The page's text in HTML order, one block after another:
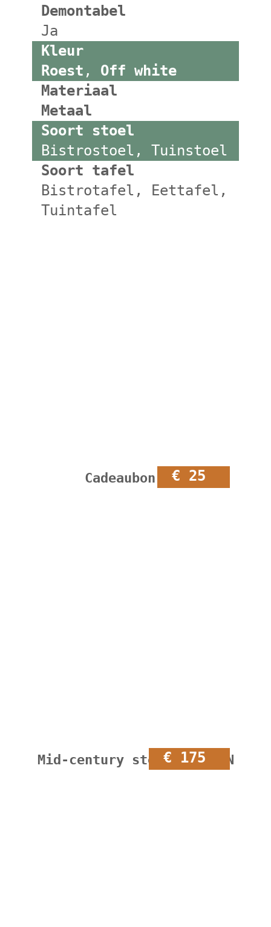
Demontabel
Ja
Kleur
Roest , Off white
Materiaal
Metaal
Soort stoel
Bistrostoel, Tuinstoel
Soort tafel
Bistrotafel, Eettafel,
Tuintafel
Cadeaubon €25€ 25
Mid-century stoelen – TON
€ 175